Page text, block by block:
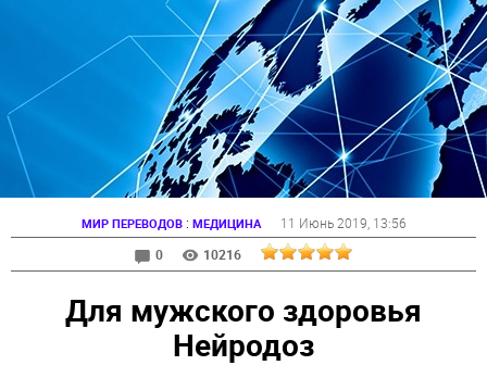
МИР ПЕРЕВОДОВ: МЕДИЦИНА 11 Июнь 2019 , 13:56
0
10216
Для мужского здоровья
Нейродоз